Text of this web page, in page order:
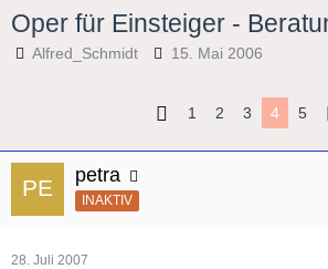
Oper für Einsteiger -
Alfred_Schmidt 15. Mai 2006
1 2 3 4 5
petra
INAKTIV
28. Juli 2007